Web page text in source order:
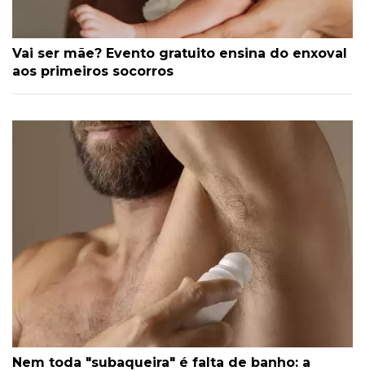
Vai ser mãe? Evento gratuito ensina do enxoval
aos primeiros socorros
Nem toda "subaqueira" é falta de banho: a